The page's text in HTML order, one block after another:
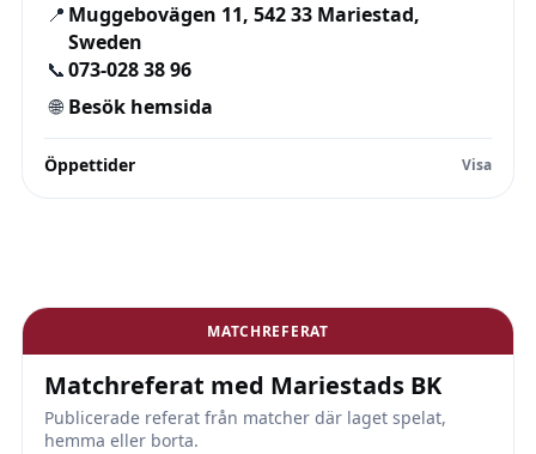
📍 Muggebovägen 11, 542 33 Mariestad,
Sweden
📞073-028 38 96
🌐 Besök hemsida
Öppettider
MATCHREFERAT
Matchreferat med Mariestads BK
Publicerade referat från matcher där laget spelat,
hemma eller borta.